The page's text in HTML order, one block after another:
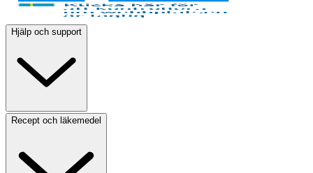
Hjälp och support
Recept och läkemedel